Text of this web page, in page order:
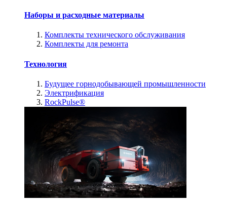
Наборы и расходные материалы
Комплекты технического обслуживания
Комплекты для ремонта
Технология
Будущее горнодобывающей промышленности
Электрификация
RockPulse®